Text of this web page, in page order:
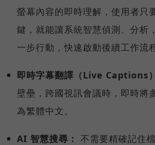
螢幕內容的即時理解，使用者只
鍵，就能讓系統智慧偵測、分析
一步行動，快速啟動後續工作流
即時字幕翻譯（Live Captions
壁壘，跨國視訊會議時，即時將
為繁體中文。
AI 智慧搜尋： 不需要精確記住